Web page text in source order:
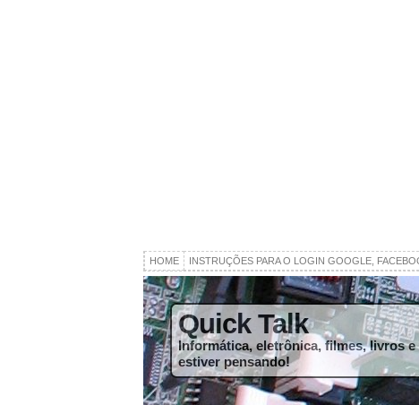
HOME INSTRUÇÕES PARA O LOGIN GOOGLE,
Quick Talk
Informática, eletrônica, filmes, livros
estiver pensando!